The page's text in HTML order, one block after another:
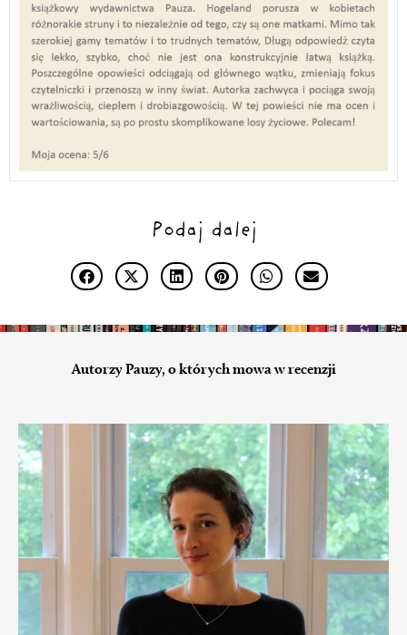
Podaj dalej
Autorzy Pauzy, o których mowa w recenzji